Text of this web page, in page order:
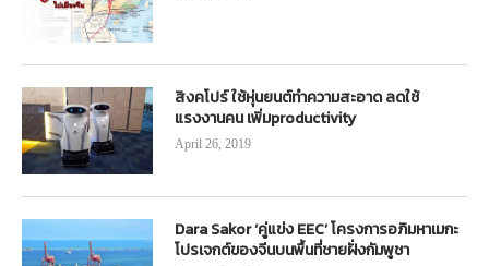
สิงคโปร์ ใช้หุ่นยนต์ทำความสะอาด ลดใช้
แรงงานคน เพิ่มproductivity
April 26, 2019
Dara Sakor ‘คู่แข่ง EEC’ โครงการอภิมหาเมกะ
โปรเจกต์ของจีนบนพื้นที่ชายฝั่งกัมพูชา